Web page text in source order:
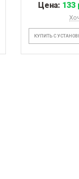
Цена: 133
КУПИТЬ С